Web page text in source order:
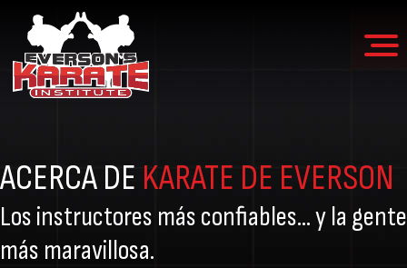
Everson
30
años
de
ACERCA DE KARATE DE EVERSON
Los instructores más confiables... y la gente
más maravillosa.